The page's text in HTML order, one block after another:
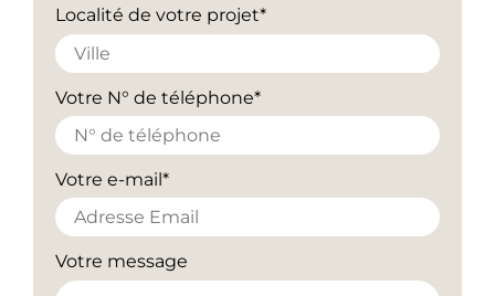
Localité de votre projet*
Votre N° de téléphone*
Votre e-mail*
Votre message